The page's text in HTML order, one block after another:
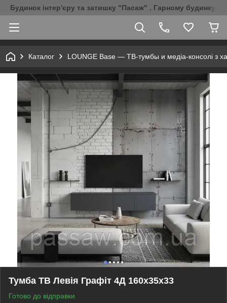
Будинок інтер'єру та затишку "Пасаж" . Гарному будинку-
Каталог LOUNGE Base — ТВ-тумбы и медіа-консолі з
Тумба ТВ Левія Графіт 4Д 160х35х33
Готово до відправки